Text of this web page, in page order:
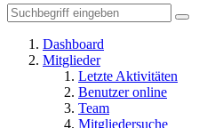
Dashboard
Mitglieder
Letzte Aktivitäten
Benutzer online
Team
Mitgliedersuche